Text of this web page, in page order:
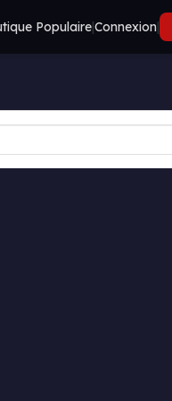
Populaire|Connexion|